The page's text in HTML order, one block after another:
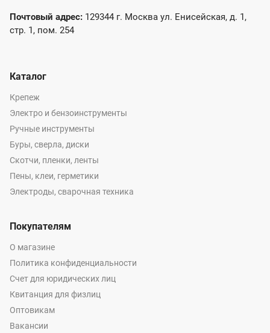
Почтовый адрес: 129344 г. Москва ул. Енисейская, д. 1,
стр. 1, пом. 254
Каталог
Крепеж
Электро и бензоинструменты
Ручные инструменты
Буры, сверла, диски
Скотчи, пленки, ленты
Пены, клеи, герметики
Электроды, сварочная техника
Покупателям
О магазине
Политика конфиденциальности
Счет для юридических лиц
Квитанция для физлиц
Оптовикам
Вакансии